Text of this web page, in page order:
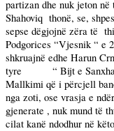
partizan dhe nuk jeton në
Shahoviq thonë, se,
sepse dëgjojnë zëra të
Podgorices “Vjesnik “ e
shkruajnë edhe Harun
tyre
“ Bijt e
Mallkimi që i përcjell
nga zoti, ose vrasja e
gjenerate , nuk mund të
cilat kanë ndodhur në